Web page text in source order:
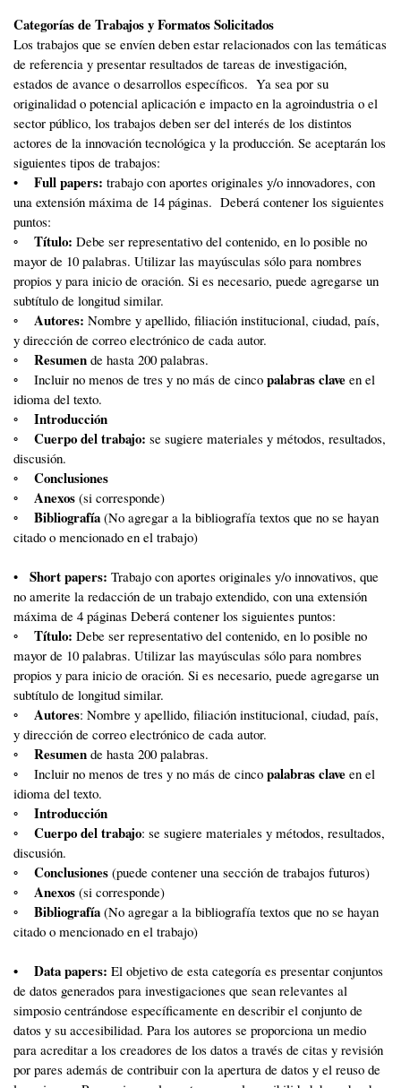
Categorías de Trabajos y Formatos Solicitados
Los trabajos que se envíen deben estar relacionados con las temáticas
de referencia y presentar resultados de tareas de investigación,
estados de avance o desarrollos específicos. Ya sea por su
originalidad o potencial aplicación e impacto en la agroindustria o el
sector público, los trabajos deben ser del interés de los distintos
actores de la innovación tecnológica y la producción. Se aceptarán los
siguientes tipos de trabajos:
• Full papers: trabajo con aportes originales y/o innovadores, con
una extensión máxima de 14 páginas. Deberá contener los siguientes
puntos:
◦ Título: Debe ser representativo del contenido, en lo posible no
mayor de 10 palabras. Utilizar las mayúsculas sólo para nombres
propios y para inicio de oración. Si es necesario, puede agregarse un
subtítulo de longitud similar.
◦ Autores: Nombre y apellido, filiación institucional, ciudad, país,
y dirección de correo electrónico de cada autor.
◦ Resumen de hasta 200 palabras.
◦ Incluir no menos de tres y no más de cinco palabras clave en el
idioma del texto.
◦ Introducción
◦ Cuerpo del trabajo: se sugiere materiales y métodos, resultados,
discusión.
◦ Conclusiones
◦ Anexos (si corresponde)
◦
Bibliografía (No agregar a la bibliografía textos que no se hayan
citado o mencionado en el trabajo)
• Short papers: Trabajo con aportes originales y/o innovativos, que
no amerite la redacción de un trabajo extendido, con una extensión
máxima de 4 páginas Deberá contener los siguientes puntos:
◦
Título: Debe ser representativo del contenido, en lo posible no
mayor de 10 palabras. Utilizar las mayúsculas sólo para nombres
propios y para inicio de oración. Si es necesario, puede agregarse un
subtítulo de longitud similar.
◦ Autores: Nombre y apellido, filiación institucional, ciudad, país,
y dirección de correo electrónico de cada autor.
◦ Resumen de hasta 200 palabras.
◦ Incluir no menos de tres y no más de cinco palabras clave en el
idioma del texto.
◦ Introducción
◦ Cuerpo del trabajo: se sugiere materiales y métodos, resultados,
discusión.
◦ Conclusiones (puede contener una sección de trabajos futuros)
◦ Anexos (si corresponde)
◦ Bibliografía (No agregar a la bibliografía textos que no se hayan
citado o mencionado en el trabajo)
• Data papers: El objetivo de esta categoría es presentar conjuntos
de datos generados para investigaciones que sean relevantes al
simposio centrándose específicamente en describir el conjunto de
datos y su accesibilidad. Para los autores se proporciona un medio
para acreditar a los creadores de los datos a través de citas y revisión
por pares además de contribuir con la apertura de datos y el reuso de